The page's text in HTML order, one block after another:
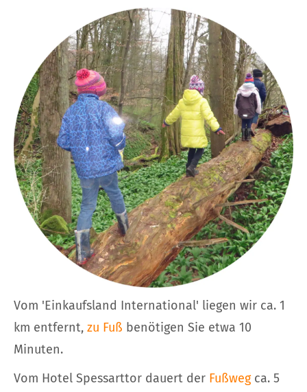
Vom 'Einkaufsland International' liegen wir ca. 1
km entfernt, zu Fuß benötigen Sie etwa 10
Minuten.
Vom Hotel Spessarttor dauert der Fußwegca. 5